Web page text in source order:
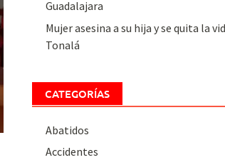
Guadalajara
Mujer asesina a su hija y se quita la
Tonalá
CATEGORÍAS
Abatidos
Accidentes